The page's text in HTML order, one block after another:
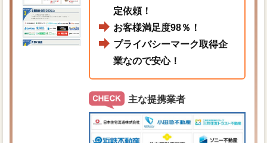
定依頼！
お客様満足度98％！
プライバシーマーク取得企
業なので安心！
主な提携業者